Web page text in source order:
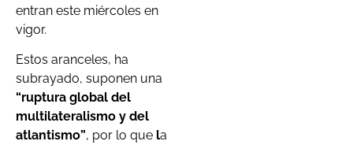
entran este miércoles en
vigor.
Estos aranceles, ha
subrayado, suponen una
“ruptura global del
multilateralismo y del
atlantismo”, por lo que la